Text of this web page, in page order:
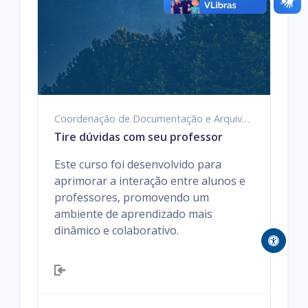
Coordenação de Documentação e Arquivo (CODAR)
Tire dúvidas com seu professor
Este curso foi desenvolvido para
aprimorar a interação entre alunos e
professores, promovendo um
ambiente de aprendizado mais
dinâmico e colaborativo.